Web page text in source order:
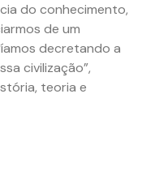
do conhecimento,
de um
decretando a
civilização”,
teoria e